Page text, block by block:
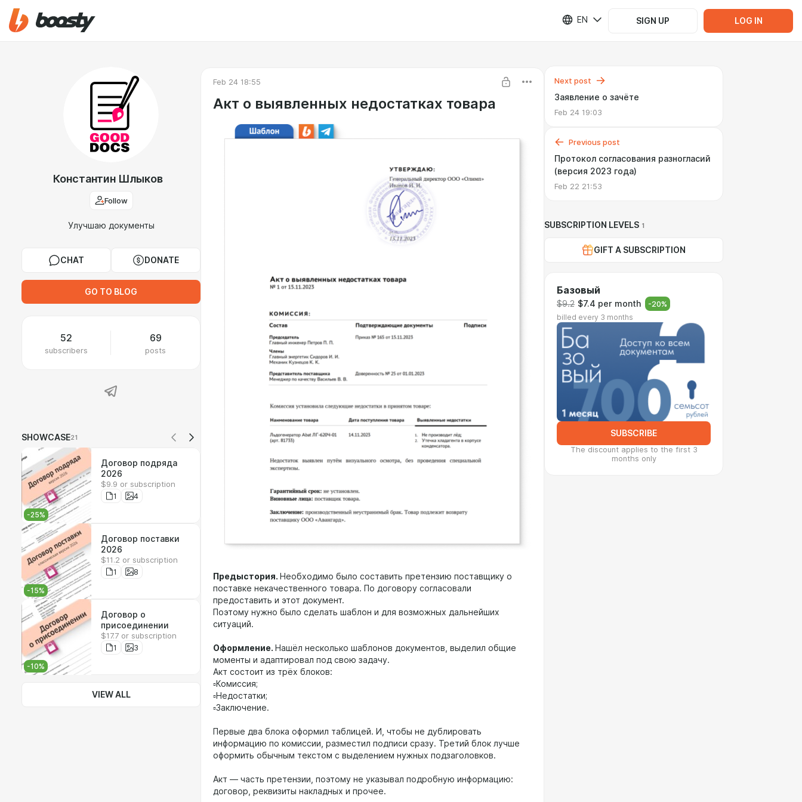
EN SIGN UP LOG IN
Константин Шлыков
Follow
Улучшаю документы
CHAT DONATE
GO TO BLOG
52
subscribers
69
posts
SHOWCASE21
-25%
Договор подряда
2026
$9.9 or subscription
1
4
-15%
Договор поставки
2026
$11.2 or subscription
1
8
-10%
Договор о
присоединении
$17.7 or subscription
1
3
VIEW ALL
Feb 24 18:55
Акт о выявленных недостатках товара
Предыстория. Необходимо было составить претензию поставщику о
поставке некачественного товара. По договору согласовали
предоставить и этот документ.
Поэтому нужно было сделать шаблон и для возможных дальнейших
ситуаций.
Оформление. Нашёл несколько шаблонов документов, выделил общие
моменты и адаптировал под свою задачу.
Акт состоит из трёх блоков:
▫️Комиссия;
▫️Недостатки;
▫️Заключение.
Первые два блока оформил таблицей. И, чтобы не дублировать
информацию по комиссии, разместил подписи сразу. Третий блок лучше
оформить обычным текстом с выделением нужных подзаголовков.
Акт — часть претензии, поэтому не указывал подробную информацию:
договор, реквизиты накладных и прочее.
Next post
Заявление о зачёте
Feb 24 19:03
Previous post
Протокол согласования разногласий
(версия 2023 года)
Feb 22 21:53
SUBSCRIPTION LEVELS 1
GIFT A SUBSCRIPTION
Базовый
$9.2 $7.4 per month -20%
billed every 3 months
SUBSCRIBE
The discount applies to the first 3
months only